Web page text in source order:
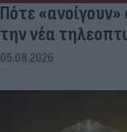
Πότε «ανοίγουν»
την νέα
05.08.2026